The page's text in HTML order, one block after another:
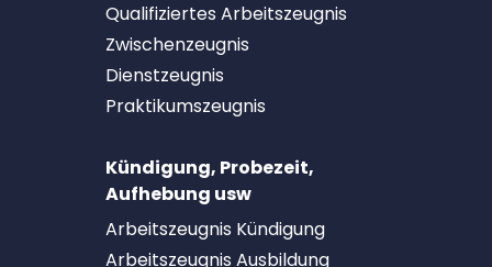
Qualifiziertes Arbeitszeugnis
Zwischenzeugnis
Dienstzeugnis
Praktikumszeugnis
Kündigung, Probezeit,
Aufhebung usw
Arbeitszeugnis Kündigung
Arbeitszeugnis Ausbildung